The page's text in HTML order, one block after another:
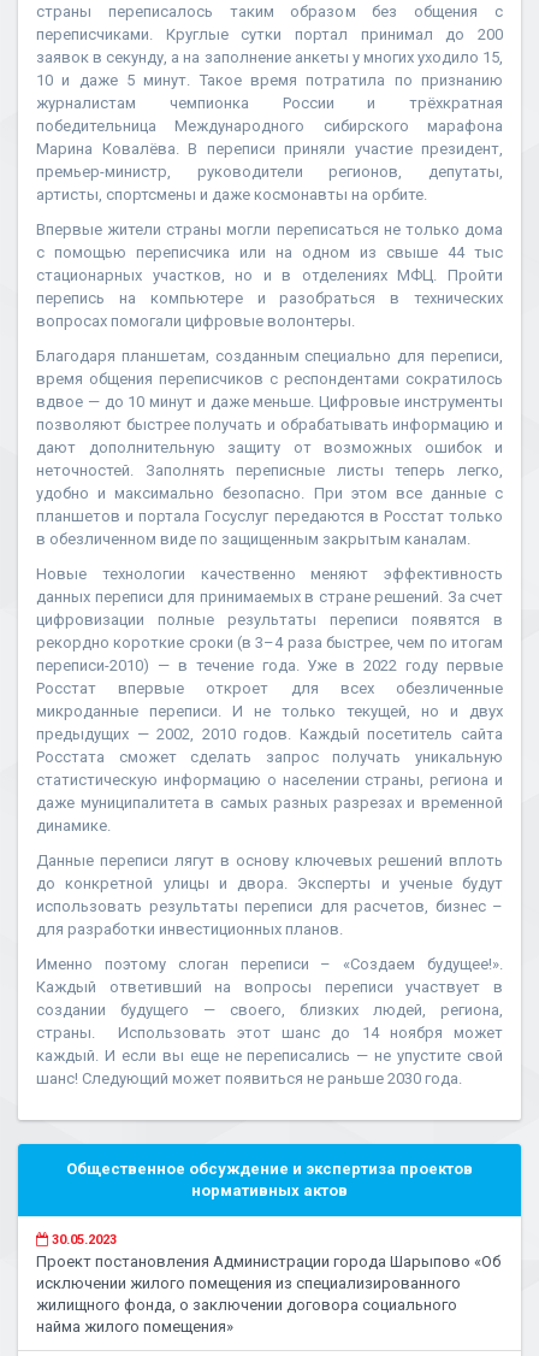
страны переписалось таким образом без общения с
переписчиками. Круглые сутки портал принимал до 200
заявок в секунду, а на заполнение анкеты у многих уходило 15,
10 и даже 5 минут. Такое время потратила по признанию
журналистам чемпионка России и трёхкратная
победительница Международного сибирского марафона
Марина Ковалёва. В переписи приняли участие президент,
премьер-министр, руководители регионов, депутаты,
артисты, спортсмены и даже космонавты на орбите.
Впервые жители страны могли переписаться не только дома
с помощью переписчика или на одном из свыше 44 тыс
стационарных участков, но и в отделениях МФЦ. Пройти
перепись на компьютере и разобраться в технических
вопросах помогали цифровые волонтеры.
Благодаря планшетам, созданным специально для переписи,
время общения переписчиков с респондентами сократилось
вдвое — до 10 минут и даже меньше. Цифровые инструменты
позволяют быстрее получать и обрабатывать информацию и
дают дополнительную защиту от возможных ошибок и
неточностей. Заполнять переписные листы теперь легко,
удобно и максимально безопасно. При этом все данные с
планшетов и портала Госуслуг передаются в Росстат только
в обезличенном виде по защищенным закрытым каналам.
Новые технологии качественно меняют эффективность
данных переписи для принимаемых в стране решений. За счет
цифровизации полные результаты переписи появятся в
рекордно короткие сроки (в 3–4 раза быстрее, чем по итогам
переписи-2010) — в течение года. Уже в 2022 году первые
Росстат впервые откроет для всех обезличенные
микроданные переписи. И не только текущей, но и двух
предыдущих — 2002, 2010 годов. Каждый посетитель сайта
Росстата сможет сделать запрос получать уникальную
статистическую информацию о населении страны, региона и
даже муниципалитета в самых разных разрезах и временной
динамике.
Данные переписи лягут в основу ключевых решений вплоть
до конкретной улицы и двора. Эксперты и ученые будут
использовать результаты переписи для расчетов, бизнес –
для разработки инвестиционных планов.
Именно поэтому слоган переписи – «Создаем будущее!».
Каждый ответивший на вопросы переписи участвует в
создании будущего — своего, близких людей, региона,
страны. Использовать этот шанс до 14 ноября может
каждый. И если вы еще не переписались — не упустите свой
шанс! Следующий может появиться не раньше 2030 года.
Общественное обсуждение и экспертиза проектов
нормативных актов
30.05.2023
Проект постановления Администрации города Шарыпово «Об
исключении жилого помещения из специализированного
жилищного фонда, о заключении договора социального
найма жилого помещения»